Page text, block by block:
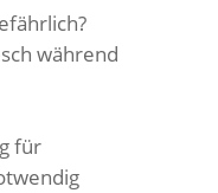
während
für